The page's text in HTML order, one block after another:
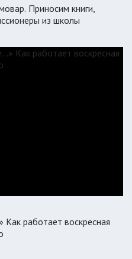
Приносим книги,
из школы
Как работает воскресная